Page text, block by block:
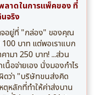
าดในการแพ็คของ ที่
จริง
จอยู่ที่ "กล่อง" ของคุณ
บาท แต่พอเราแบก
มา 250 บาท! ...ส่วน
อจ่ายเอง นั่งมองกำไร
ดว่า "บริษัทขนส่งคิด
ตุหลักที่ทำให้ค่าส่งบาน